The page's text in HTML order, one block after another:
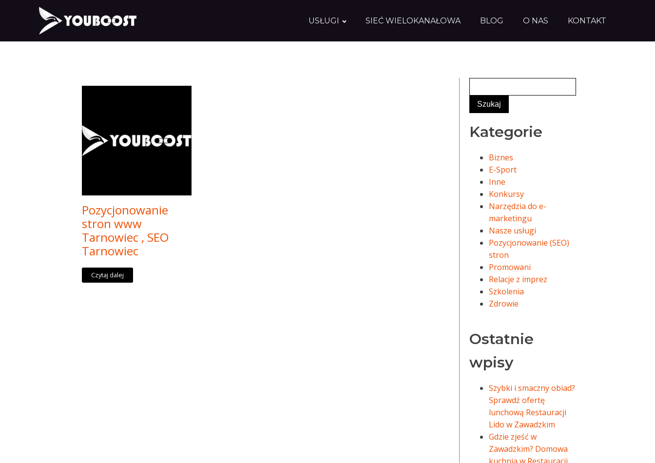
USŁUGI SIEĆ WIELOKANAŁOWA BLOG O NAS KONTAKT
Pozycjonowanie
stron www
Tarnowiec , SEO
Tarnowiec
Czytaj dalej
Kategorie
Biznes
E-Sport
Inne
Konkursy
Narzędzia do e-
marketingu
Nasze usługi
Pozycjonowanie (SEO)
stron
Promowani
Relacje z imprez
Szkolenia
Zdrowie
Ostatnie
wpisy
Szybki i smaczny obiad?
Sprawdź ofertę
lunchową Restauracji
Lido w Zawadzkim
Gdzie zjeść w
Zawadzkim? Domowa